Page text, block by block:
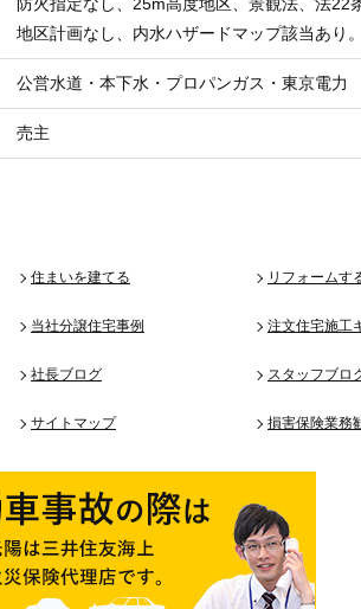
地区計画なし、内水ハザードマップ該当あり。
公営水道・本下水・プロパンガス・東京電力
売主
住まいを建てる リフォームす
当社分譲住宅事例 注文住宅施工
社長ブログ スタッフブロ
サイトマップ 損害保険業務